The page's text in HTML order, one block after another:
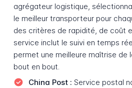
agrégateur logistique,
le meilleur transporteur pour
des critères de rapidité, de coût
service inclut le suivi en temps
permet une meilleure maîtrise de
bout en bout.
China Post : Service postal